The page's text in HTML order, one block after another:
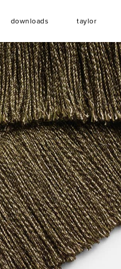
D
downloads T
taylor